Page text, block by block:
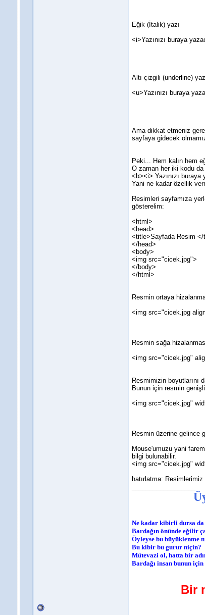
Eğik (İtalik) yazı
<i>Yazınızı buraya
Altı çizgili (underline)
<u>Yazınızı buraya
Ama dikkat etmeniz
sayfaya gidecek
Peki... Hem kalın hem
O zaman her iki kodu
<b><i> Yazınızı buraya
Yani ne kadar özellik
Resimleri sayfamıza
gösterelim:
<html>
<head>
<title>Sayfada Resim </
</head>
<body>
<img src="cicek.jpg">
</body>
</html>
Resmin ortaya
<img src="cicek.jpg
Resmin sağa
<img src="cicek.jpg"
Resmimizin boyutlarını
Bunun için resmin
<img src="cicek.jpg"
Resmin üzerine gelince
Mouse'umuzu yani
bilgi bulunabilir.
<img src="cicek.jpg"
hatırlatma:
Ne kadar kibirli dursa da
Bardağın önünde eğilir
Öyleyse bu büyüklenme
Bu kibir bu gurur niçin?
Mütevazi ol, hatta bir
Bardağı insan bunun
Bir